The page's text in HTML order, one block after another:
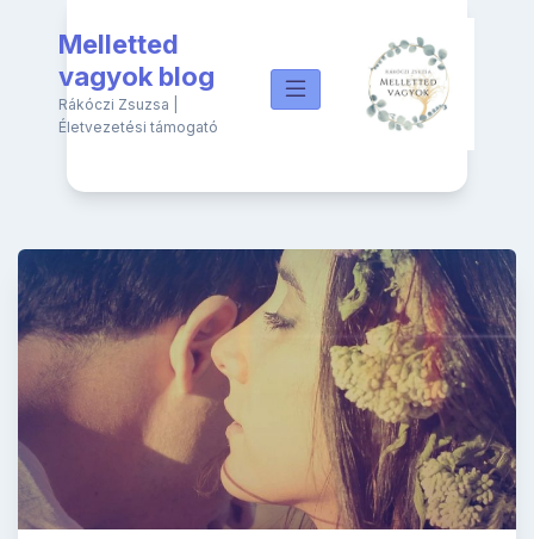
content
Melletted
vagyok blog
Rákóczi Zsuzsa |
Életvezetési támogató